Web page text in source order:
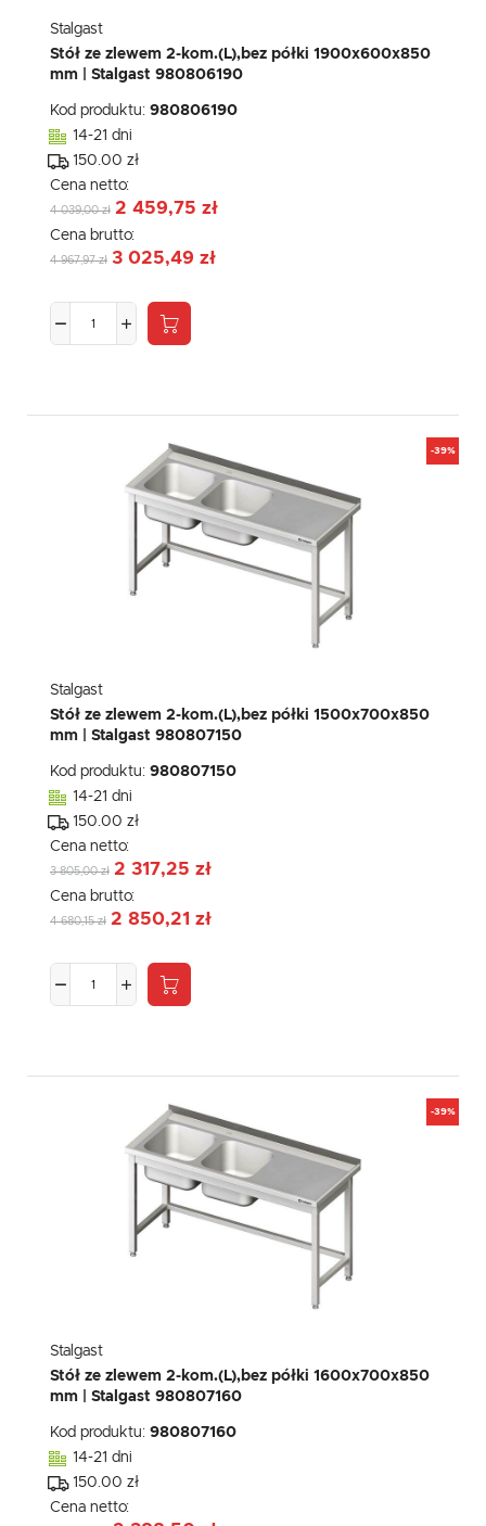
Stalgast
Stół ze zlewem 2-kom.(L),bez półki 1900x600x850
mm | Stalgast 980806190
Kod produktu: 980806190
14-21 dni
150.00 zł
Cena netto:
4 039,00 zł 2 459,75 zł
Cena brutto:
4 967,97 zł 3 025,49 zł
-39%
Stalgast
Stół ze zlewem 2-kom.(L),bez półki 1500x700x850
mm | Stalgast 980807150
Kod produktu: 980807150
14-21 dni
150.00 zł
Cena netto:
3 805,00 zł 2 317,25 zł
Cena brutto:
4 680,15 zł 2 850,21 zł
-39%
Stalgast
Stół ze zlewem 2-kom.(L),bez półki 1600x700x850
mm | Stalgast 980807160
Kod produktu: 980807160
14-21 dni
150.00 zł
Cena netto: